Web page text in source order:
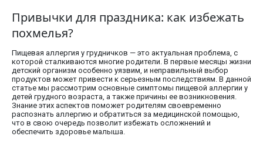
Привычки для праздника: как избежать
похмелья?
Пищевая аллергия у грудничков — это актуальная проблема, с
которой сталкиваются многие родители. В первые месяцы жизни
детский организм особенно уязвим, и неправильный выбор
продуктов может привести к серьезным последствиям. В данной
статье мы рассмотрим основные симптомы пищевой аллергии у
детей грудного возраста, а также причины ее возникновения.
Знание этих аспектов поможет родителям своевременно
распознать аллергию и обратиться за медицинской помощью,
что в свою очередь позволит избежать осложнений и
обеспечить здоровье малыша.